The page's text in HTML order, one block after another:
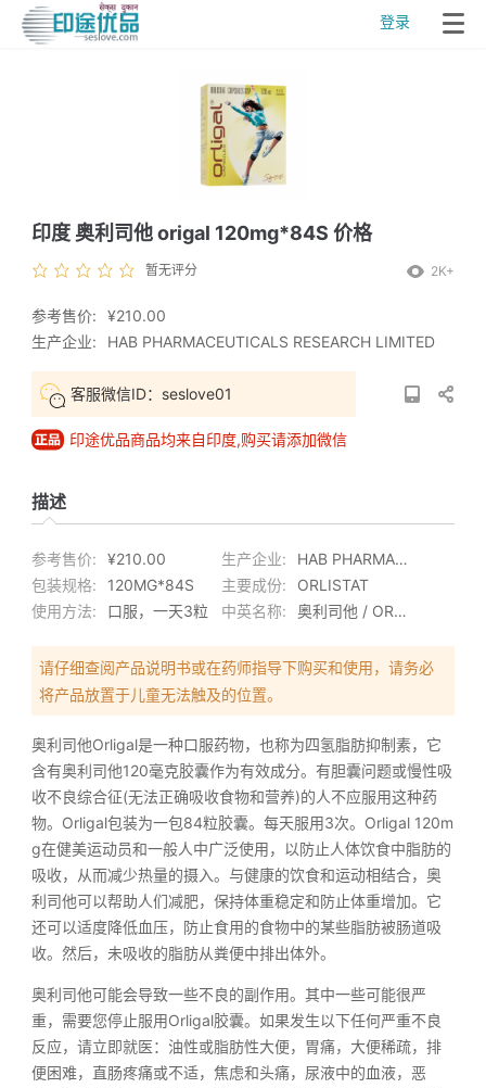
登录
印度 奥利司他 origal 120mg*84S 价格
暂无评分 2K+
参考售价:
¥210.00
生产企业:
HAB PHARMACEUTICALS RESEARCH LIMITED
客服微信ID：seslove01
印途优品商品均来自印度,购买请添加微信
描述
参考售价: ¥210.00 生产企业:
HAB PHARMACEUTICALS RESEARCH LIMITED
包装规格:
120MG*84S 主要成份:
ORLISTAT
使用方法:
口服，一天3粒 中英名称: 奥利司他 / ORLIGAL
请仔细查阅产品说明书或在药师指导下购买和使用，请务必
将产品放置于儿童无法触及的位置。
奥利司他Orligal是一种口服药物，也称为四氢脂肪抑制素，它
含有奥利司他120毫克胶囊作为有效成分。有胆囊问题或慢性吸
收不良综合征(无法正确吸收食物和营养)的人不应服用这种药
物。Orligal包装为一包84粒胶囊。每天服用3次。Orligal 120m
g在健美运动员和一般人中广泛使用，以防止人体饮食中脂肪的
吸收，从而减少热量的摄入。与健康的饮食和运动相结合，奥
利司他可以帮助人们减肥，保持体重稳定和防止体重增加。它
还可以适度降低血压，防止食用的食物中的某些脂肪被肠道吸
收。然后，未吸收的脂肪从粪便中排出体外。
奥利司他可能会导致一些不良的副作用。其中一些可能很严
重，需要您停止服用Orligal胶囊。如果发生以下任何严重不良
反应，请立即就医：油性或脂肪性大便，胃痛，大便稀疏，排
便困难，直肠疼痛或不适，焦虑和头痛，尿液中的血液，恶